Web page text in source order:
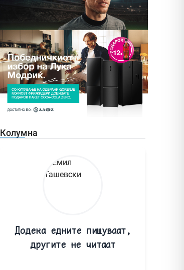
Колумна
Додека едните пишуваат,
другите не читаат